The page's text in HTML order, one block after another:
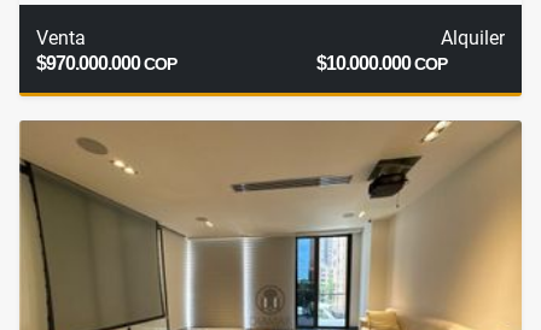
Venta
$970.000.000COP
Alquiler
$10.000.000COP